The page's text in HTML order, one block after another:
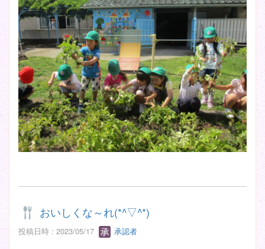
おいしくな～れ(*^▽^*)
投稿日時 : 2023/05/17 承認者